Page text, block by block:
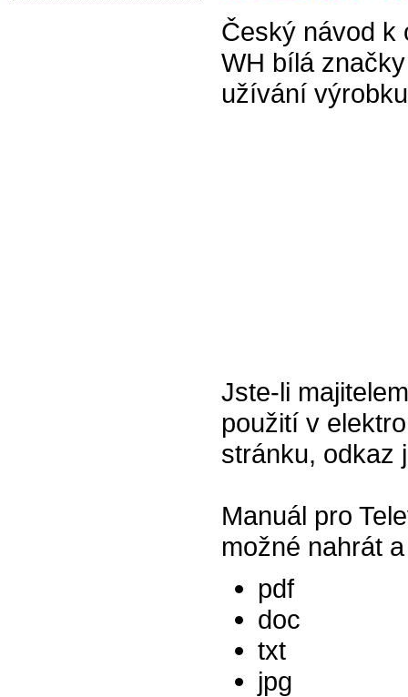
Český návod k
WH bílá
užívání
Jste-li
použití v
stránku, odkaz
Manuál pro
možné nahrát
pdf
doc
txt
jpg